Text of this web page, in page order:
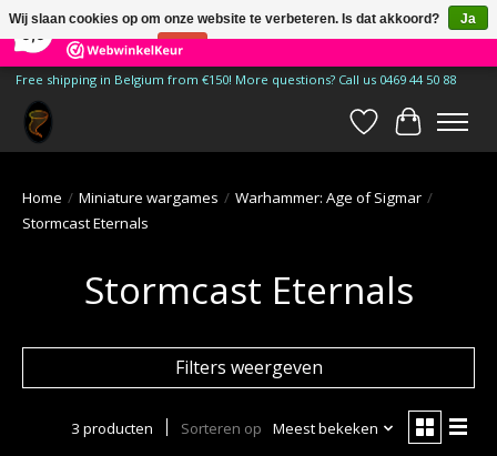
185 Reviews ×
Free shipping in Belgium from €150! More questions? Call us 0469 44 50 88
Verlanglijst
Home / Miniature wargames / Warhammer: Age of Sigmar /
Stormcast Eternals
Stormcast Eternals
Filters weergeven
3 producten Sorteren op Meest bekeken
Wij slaan cookies op om onze website te verbeteren. Is dat akkoord?
Ja
Nee